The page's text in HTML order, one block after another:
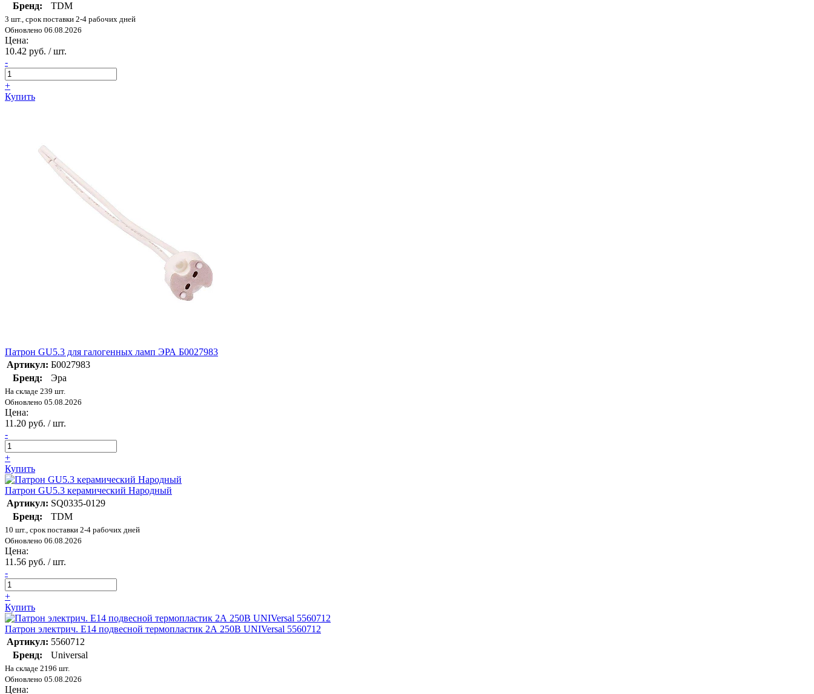
Бренд:
TDM
3 шт., срок поставки 2-4 рабочих дней
Обновлено 06.08.2026
Цена:
10.42 руб. / шт.
-
+
Купить
Патрон GU5.3 для галогенных ламп ЭРА Б0027983
Артикул: Б0027983
Бренд:
Эра
На складе 239 шт.
Обновлено 05.08.2026
Цена:
11.20 руб. / шт.
-
+
Купить
Патрон GU5.3 керамический Народный
Артикул: SQ0335-0129
Бренд:
TDM
10 шт., срок поставки 2-4 рабочих дней
Обновлено 06.08.2026
Цена:
11.56 руб. / шт.
-
+
Купить
Патрон электрич. E14 подвесной термопластик 2А 250В UNIVersal 5560712
Артикул: 5560712
Бренд:
Universal
На складе 2196 шт.
Обновлено 05.08.2026
Цена: